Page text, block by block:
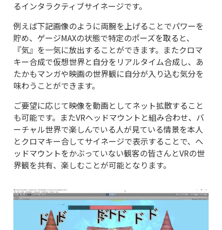
るインタラクティブサイネージです。
例えば下記画像のように両腕を上げることでパワーを
貯め、ゲージMAXの状態で特定のポーズを取ると、
『気』を一気に放出することができます。またクロマ
キー合成で仮想世界と自分をリアルタイム合成し、あ
たかもマンガや映画の世界観に自分が入り込む気分を
味わうことができます。
ご要望に応じて映像を動画としてネット拡散すること
も可能です。またVRヘッドマウントと組み合わせ、バ
ーチャル世界で楽しんでいる人が見ている情景を本人
とクロマキー合してサイネージで表示することで、ヘ
ッドマウントをかぶっていない観客の皆さんとVRの世
界観を共有、楽しむことが可能となります。